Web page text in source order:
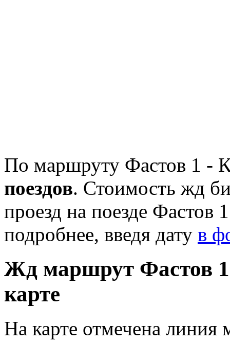
По маршруту Фастов 1 -
поездов. Стоимость жд
проезд на поезде Фастов
подробнее, введя дату в
Жд маршрут Фастов 1
карте
На карте отмечена